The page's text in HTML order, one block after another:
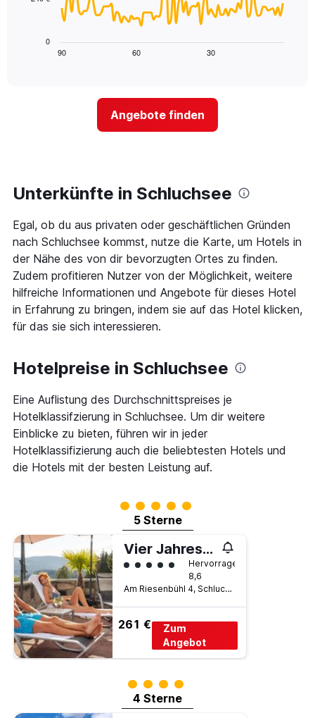
die
durchschnittlichen
Zimmerpreis
an
diesem
Wochenende
anzeigt,
der
in
den
Tagen
gefunden
wurde.
folgende
Diagramm
näher
das
rückt.
Das
Diagramm
hat
1
X-
Achse,
die
die
der
Tage
dem
Aufenthalt
anzeigt
Das
Diagramm
hat
den
durchschnittlichen
Zimmerpreis
anzeigt
90 60 30
0
Angebote finden
Unterkünfte in Schluchsee
Egal, ob du aus privaten oder geschäftlichen Gründen
nach Schluchsee kommst, nutze die Karte, um Hotels in
der Nähe des von dir bevorzugten Ortes zu finden.
Zudem profitieren Nutzer von der Möglichkeit, weitere
hilfreiche Informationen und Angebote für dieses Hotel
in Erfahrung zu bringen, indem sie auf das Hotel klicken,
für das sie sich interessieren.
Hotelpreise in Schluchsee
Eine Auflistung des Durchschnittspreises je
Hotelklassifzierung in Schluchsee. Um dir weitere
Einblicke zu bieten, führen wir in jeder
Hotelklassifizierung auch die beliebtesten Hotels und
die Hotels mit der besten Leistung auf.
Bewertungskategorie 5
5 Sterne
Vier Jahreszeiten Am Schluchsee
Bewertungskategorie 5
Hervorragend
8,6
Am Riesenbühl 4, Schluchsee, Baden-Württemberg, Deutschland
261 €
Zum
Angebot
Bewertungskategorie 4
4 Sterne